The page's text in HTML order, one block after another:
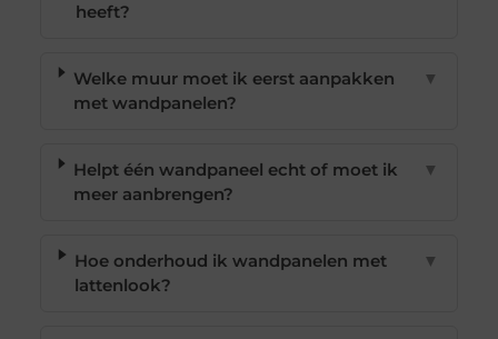
heeft?
Welke muur moet ik eerst aanpakken
met wandpanelen?
▼
Helpt één wandpaneel echt of moet ik
meer aanbrengen?
▼
Hoe onderhoud ik wandpanelen met
lattenlook?
▼